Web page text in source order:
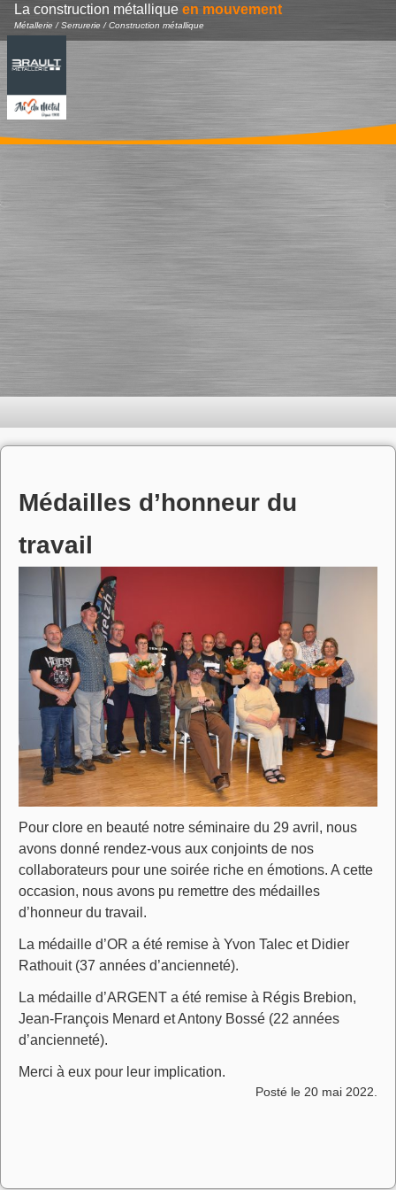
La construction métallique en mouvement
Métallerie / Serrurerie / Construction métallique
Médailles d’honneur du
travail
Pour clore en beauté notre séminaire du 29 avril, nous
avons donné rendez-vous aux conjoints de nos
collaborateurs pour une soirée riche en émotions. A cette
occasion, nous avons pu remettre des médailles
d’honneur du travail.
La médaille d’OR a été remise à Yvon Talec et Didier
Rathouit (37 années d’ancienneté).
La médaille d’ARGENT a été remise à Régis Brebion,
Jean-François Menard et Antony Bossé (22 années
d’ancienneté).
Merci à eux pour leur implication.
Posté le 20 mai 2022.